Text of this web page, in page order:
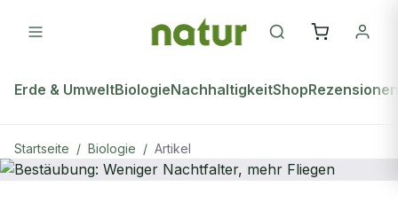
Erde & UmweltBiologieNachhaltigkeitShopRezensionen
Startseite / Biologie / Artikel